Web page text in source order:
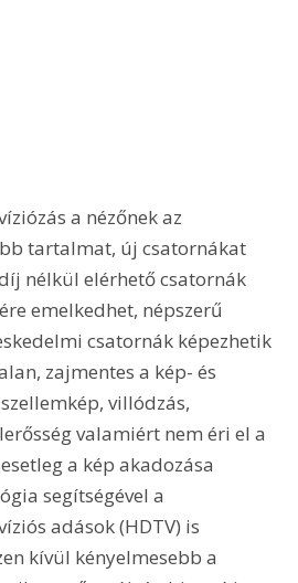
tartalmat, új csatornákat
nélkül elérhető csatornák
emelkedhet, népszerű
csatornák képezhetik
zajmentes a kép- és
villódzás,
valamiért nem éri el a
a kép akadozása
segítségével a
adások (HDTV) is
kívül kényelmesebb a